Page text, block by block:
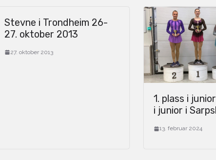
Stevne i Trondheim 26-
27. oktober 2013
27. oktober 2013
1. plass i
i junior i
13. februar 2024